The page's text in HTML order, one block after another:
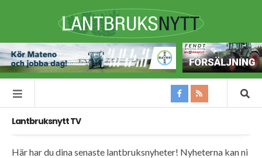
Lantbruksnytt TV
Här har du dina senaste lantbruksnyheter! Nyheterna kan ni